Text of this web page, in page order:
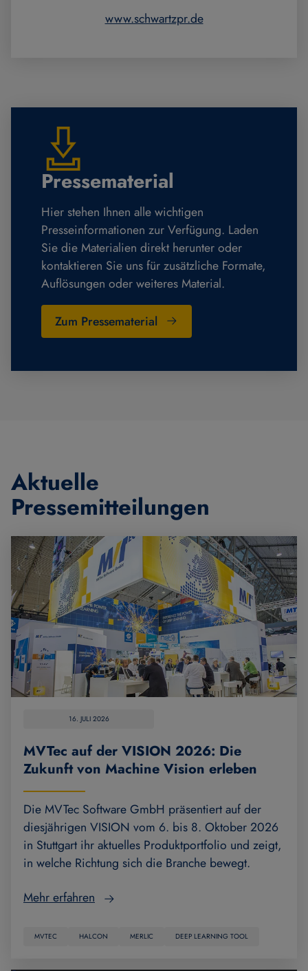
www.schwartzpr.de
Pressematerial
Hier stehen Ihnen alle wichtigen
Presseinformationen zur Verfügung. Laden
Sie die Materialien direkt herunter oder
kontaktieren Sie uns für zusätzliche Formate,
Auflösungen oder weiteres Material.
Zum Pressematerial
Aktuelle
Pressemitteilungen
16. JULI 2026
MVTec auf der VISION 2026: Die
Zukunft von Machine Vision erleben
Die MVTec Software GmbH präsentiert auf der
diesjährigen VISION vom 6. bis 8. Oktober 2026
in Stuttgart ihr aktuelles Produktportfolio und zeigt,
in welche Richtung sich die Branche bewegt.
Mehr erfahren
MVTEC HALCON MERLIC DEEP LEARNING TOOL